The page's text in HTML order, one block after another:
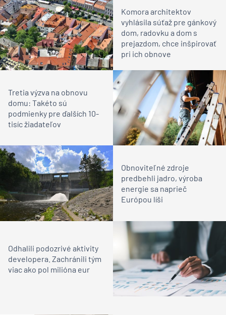
Komora architektov
vyhlásila súťaž pre gánkový
dom, radovku a dom s
prejazdom, chce inšpirovať
pri ich obnove
Tretia výzva na obnovu
domu: Takéto sú
podmienky pre ďalších 10-
tisíc žiadateľov
Obnoviteľné zdroje
predbehli jadro, výroba
energie sa naprieč
Európou líši
Odhalili podozrivé aktivity
developera. Zachránili tým
viac ako pol milióna eur